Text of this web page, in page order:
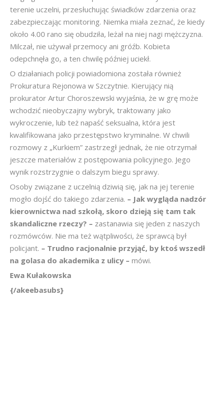
terenie uczelni, przesłuchując świadków zdarzenia oraz
zabezpieczając monitoring. Niemka miała zeznać, że kiedy
około 4.00 rano się obudziła, leżał na niej nagi mężczyzna.
Milczał, nie używał przemocy ani gróźb. Kobieta
odepchnęła go, a ten chwilę później uciekł.
O działaniach policji powiadomiona została również
Prokuratura Rejonowa w Szczytnie. Kierujący nią
prokurator Artur Choroszewski wyjaśnia, że w grę może
wchodzić nieobyczajny wybryk, traktowany jako
wykroczenie, lub też napaść seksualna, która jest
kwalifikowana jako przestępstwo kryminalne. W chwili
rozmowy z „Kurkiem” zastrzegł jednak, że nie otrzymał
jeszcze materiałów z postępowania policyjnego. Jego
wynik rozstrzygnie o dalszym biegu sprawy.
Osoby związane z uczelnią dziwią się, jak na jej terenie
mogło dojść do takiego zdarzenia. – Jak wygląda nadzór
kierownictwa nad szkołą, skoro dzieją się tam tak
skandaliczne rzeczy? – zastanawia się jeden z naszych
rozmówców. Nie ma też wątpliwości, że sprawcą był
policjant. – Trudno racjonalnie przyjąć, by ktoś wszedł
na golasa do akademika z ulicy – mówi.
Ewa Kułakowska
{/akeebasubs}